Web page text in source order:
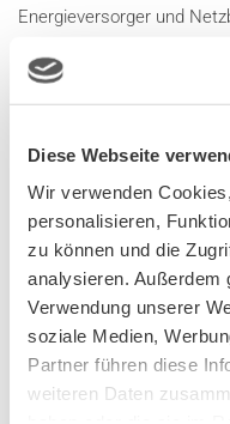
Diese Webseite
Wir verwenden
personalisieren,
zu können und die
analysieren. Außerdem
Verwendung unserer
soziale Medien,
Partner führen diese
weiteren Daten
Energieversorger und
dieser Strategie: „Mit EVI
die gezielt auf die
und intelligenten
und gleichzeitig die
Diesen Weg bauen wir